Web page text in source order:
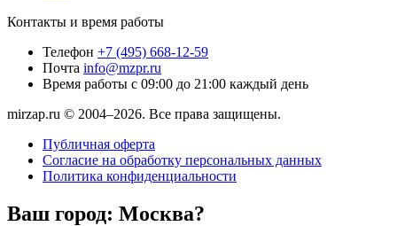
Контакты и время работы
Телефон +7 (495) 668-12-59
Почта info@mzpr.ru
Время работы с 09:00 до 21:00 каждый день
mirzap.ru © 2004–2026. Все права защищены.
Публичная оферта
Согласие на обработку персональных данных
Политика конфиденциальности
Ваш город: Москва?